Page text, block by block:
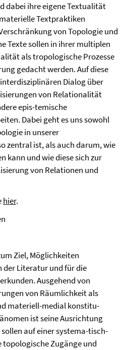
dabei ihre eigene Textualität
Textpraktiken
von Topologie und
Texte sollen in ihrer multiplen
als tropologische Prozesse
gedacht werden. Auf diese
Dialog über
von Relationalität
epis-temische
Dabei geht es uns sowohl
in unserer
zentral ist, als auch darum, wie
kann und wie diese sich zur
von Relationen und
hier.
Ziel, Möglichkeiten
der Literatur und für die
Ausgehend von
von Räumlichkeit als
materiell-medial konstitu-
ist seine Ausrichtung
auf einer systema-tisch-
Zugänge und